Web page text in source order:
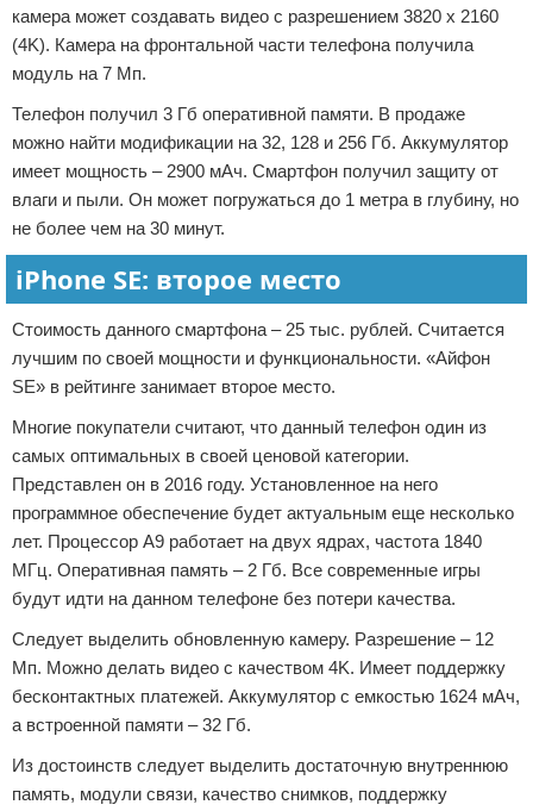
камера может создавать видео с разрешением 3820 х 2160
(4K). Камера на фронтальной части телефона получила
модуль на 7 Мп.
Телефон получил 3 Гб оперативной памяти. В продаже
можно найти модификации на 32, 128 и 256 Гб. Аккумулятор
имеет мощность – 2900 мАч. Смартфон получил защиту от
влаги и пыли. Он может погружаться до 1 метра в глубину, но
не более чем на 30 минут.
iPhone SE: второе место
Стоимость данного смартфона – 25 тыс. рублей. Считается
лучшим по своей мощности и функциональности. «Айфон
SE» в рейтинге занимает второе место.
Многие покупатели считают, что данный телефон один из
самых оптимальных в своей ценовой категории.
Представлен он в 2016 году. Установленное на него
программное обеспечение будет актуальным еще несколько
лет. Процессор А9 работает на двух ядрах, частота 1840
МГц. Оперативная память – 2 Гб. Все современные игры
будут идти на данном телефоне без потери качества.
Следует выделить обновленную камеру. Разрешение – 12
Мп. Можно делать видео с качеством 4K. Имеет поддержку
бесконтактных платежей. Аккумулятор с емкостью 1624 мАч,
а встроенной памяти – 32 Гб.
Из достоинств следует выделить достаточную внутреннюю
память, модули связи, качество снимков, поддержку